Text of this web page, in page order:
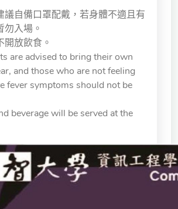
議自備口罩配戴，若身體不適且有
勿入場。
開放飲食。
are advised to bring their own
and those who are not feeling
fever symptoms should not be
beverage will be served at the